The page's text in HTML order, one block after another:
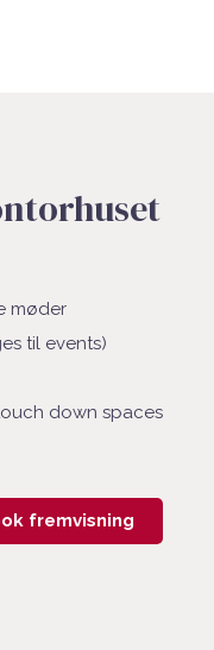
møder
til events)
down spaces
fremvisning